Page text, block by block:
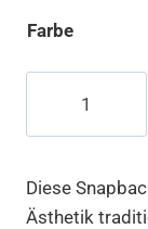
Farbe
Snapback
Diese
Ästhetik